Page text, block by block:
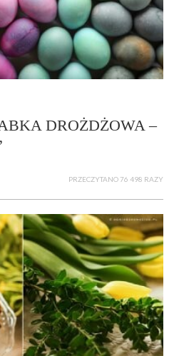
DROŻDŻOWA –
PRZECZYTANO 76 498 RAZY